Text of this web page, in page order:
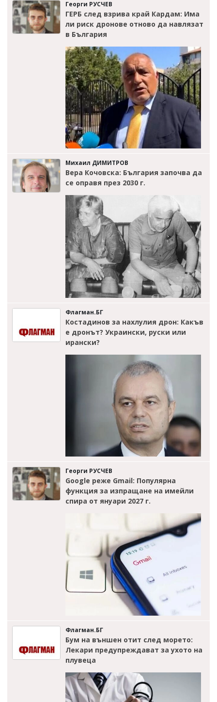
Георги РУСЧЕВ
ГЕРБ след взрива край Кардам: Има
ли риск дронове отново да навлязат
в България
Михаил ДИМИТРОВ
Вера Кочовска: България започва да
се оправя през 2030 г.
Флагман.БГ
Костадинов за нахлулия дрон: Какъв
е дронът? Украински, руски или
ирански?
Георги РУСЧЕВ
Google реже Gmail: Популярна
функция за изпращане на имейли
спира от януари 2027 г.
Флагман.БГ
Бум на външен отит след морето:
Лекари предупреждават за ухото на
плувеца